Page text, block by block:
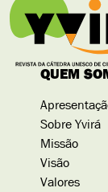
QUEM
Sobre Yvirá
Missão
Visão
Valores